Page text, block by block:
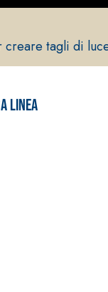
creare tagli di
linea